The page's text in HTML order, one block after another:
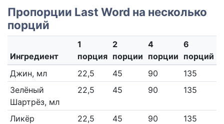
Пропорции Last Word на несколько
порций
Ингредиент
1
порция
2
порции
4
порции
6
порций
Джин, мл
22,5 45 90
135
Зелёный
Шартрёз, мл
22,5 45 90 135
Ликёр
22,5 45 90 135